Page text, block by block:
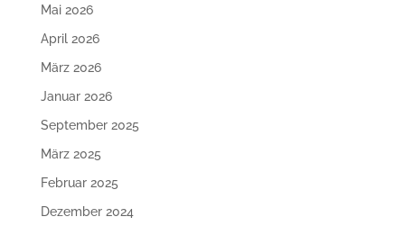
Mai 2026
April 2026
März 2026
Januar 2026
September 2025
März 2025
Februar 2025
Dezember 2024